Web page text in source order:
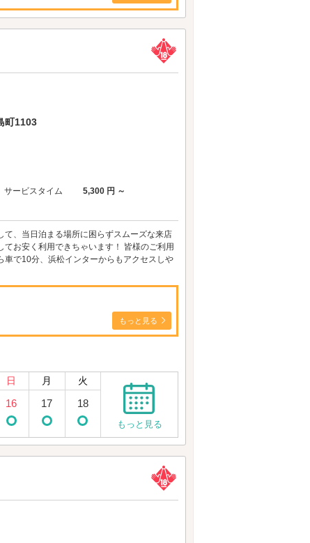
町1103
サービスタイム
5,300 円 ～
当日泊まる場所に困らずスムーズな来店
お安く利用できちゃいます！ 皆様のご利用
、浜松インターからもアクセスしや
もっと見る
日 月 火
16 17 18
もっと見る